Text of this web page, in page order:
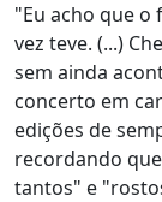
"Eu acho que o
vez teve. (...)
sem ainda
concerto em
edições de
recordando
tantos" e